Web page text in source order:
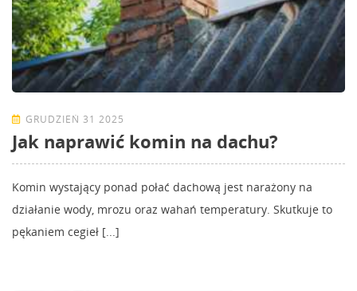
GRUDZIEŃ 31 2025
Jak naprawić komin na dachu?
Komin wystający ponad połać dachową jest narażony na
działanie wody, mrozu oraz wahań temperatury. Skutkuje to
pękaniem cegieł [...]